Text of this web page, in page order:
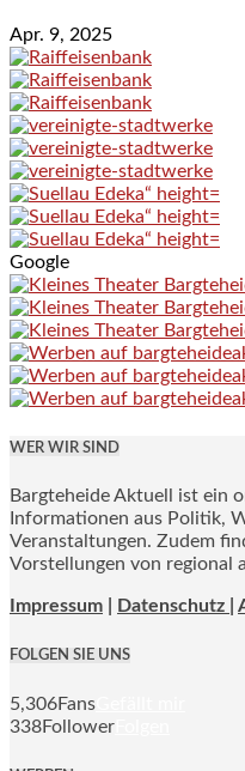
Apr. 9, 2025
Google
WER WIR SIND
Bargteheide Aktuell ist ein
Informationen aus Politik,
Veranstaltungen. Zudem
Vorstellungen von regional
Impressum Datenschutz |
FOLGEN SIE UNS
5,306Fans
338Follower